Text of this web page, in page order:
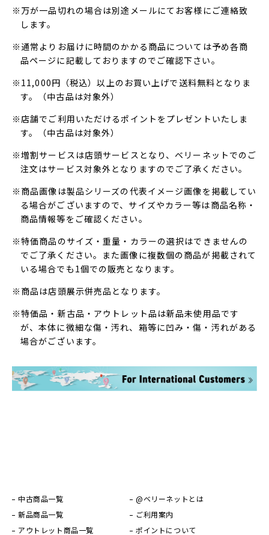
※万が一品切れの場合は別途メールにてお客様にご連絡致
します。
※通常よりお届けに時間のかかる商品については予め各商
品ページに記載しておりますのでご確認下さい。
※11,000円（税込）以上のお買い上げで送料無料となりま
す。（中古品は対象外）
※店舗でご利用いただけるポイントをプレゼントいたしま
す。（中古品は対象外）
※増割サービスは店頭サービスとなり、ベリーネットでのご
注文はサービス対象外となりますのでご了承ください。
※商品画像は製品シリーズの代表イメージ画像を掲載してい
る場合がございますので、サイズやカラー等は商品名称・
商品情報等をご確認ください。
※特価商品のサイズ・重量・カラーの選択はできませんの
でご了承ください。また画像に複数個の商品が掲載されて
いる場合でも1個での販売となります。
※商品は店頭展示併売品となります。
※特価品・新古品・アウトレット品は新品未使用品です
が、本体に微細な傷・汚れ、箱等に凹み・傷・汚れがある
場合がございます。
中古商品一覧
新品商品一覧
アウトレット商品一覧
@ベリーネットとは
ご利用案内
ポイントについて